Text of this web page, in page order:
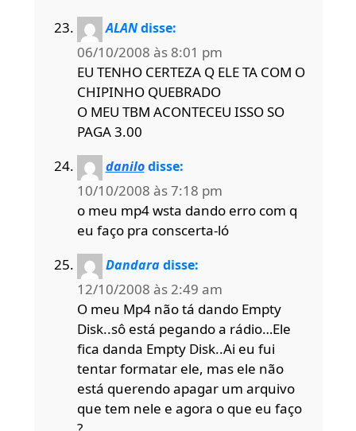
ALAN disse:
06/10/2008 às 8:01 pm
EU TENHO CERTEZA Q ELE TA COM O
CHIPINHO QUEBRADO
O MEU TBM ACONTECEU ISSO SO
PAGA 3.00
danilo disse:
10/10/2008 às 7:18 pm
o meu mp4 wsta dando erro com q
eu faço pra conscerta-ló
Dandara disse:
12/10/2008 às 2:49 am
O meu Mp4 não tá dando Empty
Disk..sô está pegando a rádio…Ele
fica danda Empty Disk..Ai eu fui
tentar formatar ele, mas ele não
está querendo apagar um arquivo
que tem nele e agora o que eu faço